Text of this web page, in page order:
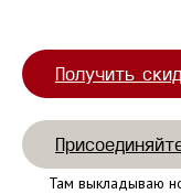
Получить
Там выкладываю